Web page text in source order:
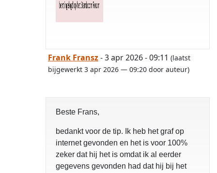
Frank Fransz- 3 apr 2026 - 09:11 (laatst
bijgewerkt 3 apr 2026 — 09:20 door auteur)
Beste Frans,
bedankt voor de tip. Ik heb het graf op
internet gevonden en het is voor 100%
zeker dat hij het is omdat ik al eerder
gegevens gevonden had dat hij bij het